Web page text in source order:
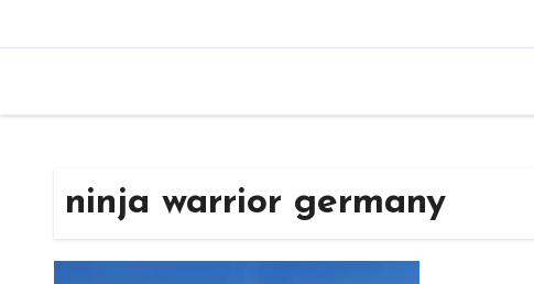
ninja warrior germany